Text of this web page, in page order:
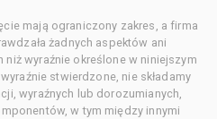
mają ograniczony zakres, a firma
żadnych aspektów ani
wyraźnie określone w niniejszym
stwierdzone, nie składamy
wyraźnych lub dorozumianych,
w tym między innymi